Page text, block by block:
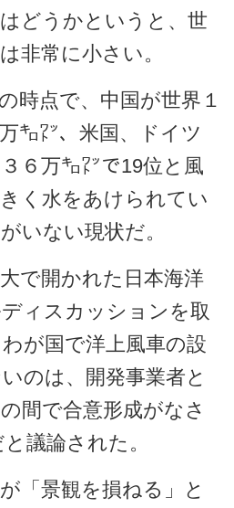
どうかというと、世
非常に小さい。
時点で、中国が世界１
㌔㍗、米国、ドイツ
６万㌔㍗で19位と風
く水をあけられてい
いない現状だ。
で開かれた日本海洋
ィスカッションを取
が国で洋上風車の設
のは、開発事業者と
間で合意形成がなさ
議論された。
「景観を損ねる」と